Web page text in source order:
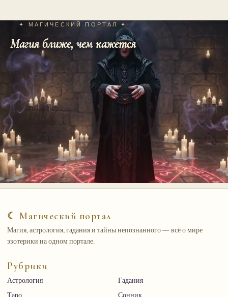
✦ МАГИЧЕСКИЙ ПОРТАЛ ✦
Магия ближе, чем кажется
☾ Магический портал
Магия, астрология, гадания и тайны непознанного — всё о мире
эзотерики на одном портале.
Рубрики
Астрология
Гадания
Таро
Сонник